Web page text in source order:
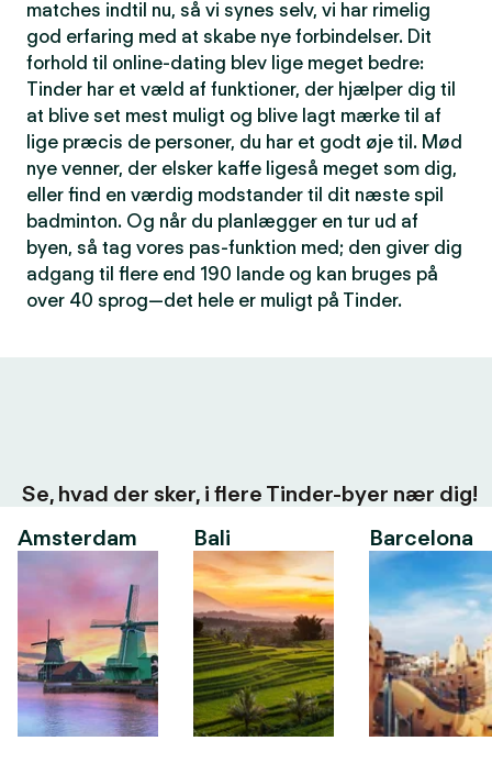
matches indtil nu, så vi synes selv, vi har rimelig
god erfaring med at skabe nye forbindelser. Dit
forhold til online-dating blev lige meget bedre:
Tinder har et væld af funktioner, der hjælper dig til
at blive set mest muligt og blive lagt mærke til af
lige præcis de personer, du har et godt øje til. Mød
nye venner, der elsker kaffe ligeså meget som dig,
eller find en værdig modstander til dit næste spil
badminton. Og når du planlægger en tur ud af
byen, så tag vores pas-funktion med; den giver dig
adgang til flere end 190 lande og kan bruges på
over 40 sprog—det hele er muligt på Tinder.
Se, hvad der sker, i flere Tinder-byer nær dig!
Amsterdam
Bali Barcelona